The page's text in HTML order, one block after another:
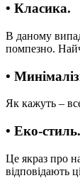
• Класика.
В даному
помпезно.
•
Як кажуть –
• Еко-стиль.
Це якраз про
відповідають